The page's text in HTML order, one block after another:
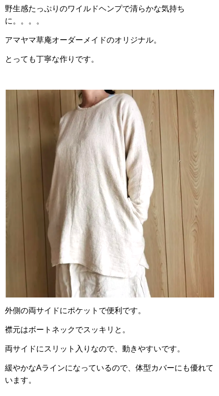
野生感たっぷりのワイルドヘンプで清らかな気持ち
に。。。。
アマヤマ草庵オーダーメイドのオリジナル。
とっても丁寧な作りです。
外側の両サイドにポケットで便利です。
襟元はボートネックでスッキリと。
両サイドにスリット入りなので、動きやすいです。
緩やかなAラインになっているので、体型カバーにも優れて
います。